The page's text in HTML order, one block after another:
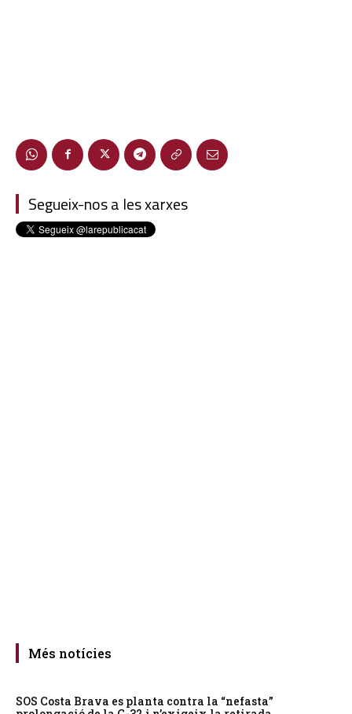
Segueix-nos a les xarxes
Més notícies
SOS Costa Brava es planta contra la “nefasta”